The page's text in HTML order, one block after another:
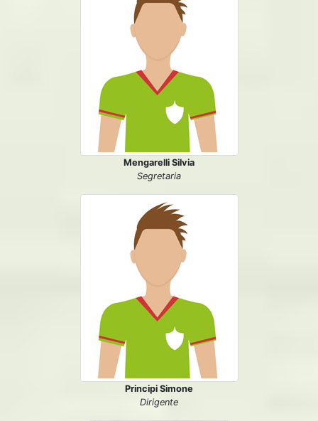
Mengarelli Silvia
Segretaria
Principi Simone
Dirigente